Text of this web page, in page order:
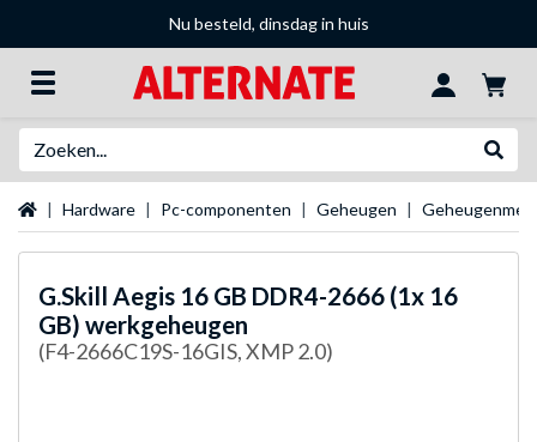
Nu besteld, dinsdag in huis
Startpagina
Hardware Pc-componenten Geheugen
G.Skill Aegis 16 GB DDR4-2666 (1x 16
GB) werkgeheugen
(F4-2666C19S-16GIS, XMP 2.0)